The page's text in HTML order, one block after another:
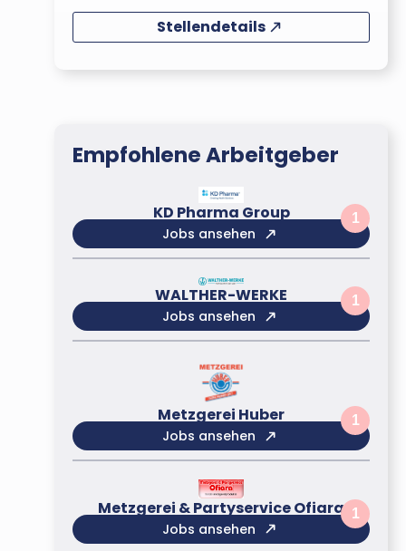
Stellendetails
Empfohlene Arbeitgeber
KD Pharma Group 1
Jobs ansehen
WALTHER-WERKE 1
Jobs ansehen
Metzgerei Huber 1
Jobs ansehen
Metzgerei & Partyservice Ofiara 1
Jobs ansehen